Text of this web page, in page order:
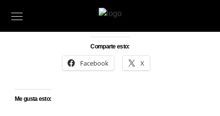
Comparte esto:
Facebook X
Me gusta esto: